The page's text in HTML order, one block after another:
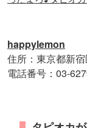
happylemon
住所：東京都新
電話番号：03-